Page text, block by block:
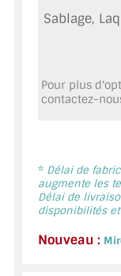
LOTS DE
MIROIR DE
MIROIR POUR
MIROIR POUR
MIROIR
Sablage,
Pour plus
contactez-
* Délai de
augmente les
Délai de
disponibilités
Nouveau :